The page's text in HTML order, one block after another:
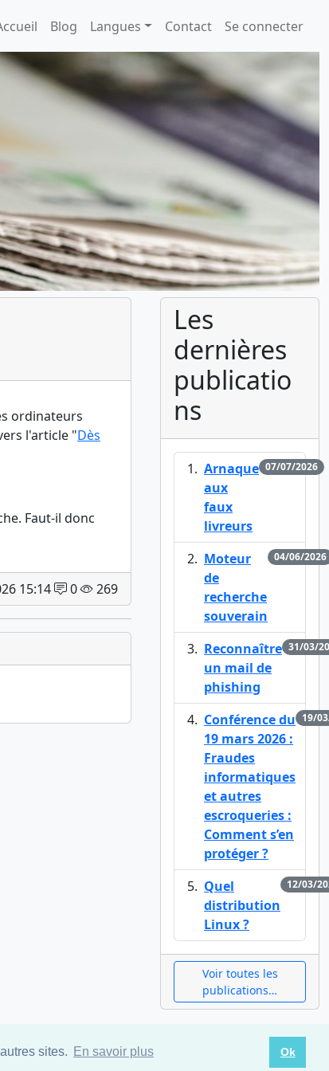
sites. En savoir plus Ok
Blog Langues Contact Se connecter
ordinateurs
l'article "Dès
Faut-il donc
15:14 0 269
Les
dernières
publicatio
ns
Arnaque
aux
faux
livreurs
07/07/2026
Moteur
de
recherche
souverain
04/06/2026
Reconnaître
un mail de
phishing
31/03/
Conférence du
19 mars 2026 :
Fraudes
informatiques
et autres
escroqueries :
Comment s’en
protéger ?
19/
Quel
distribution
Linux ?
12/03/
Voir toutes les
publications…
- Créé parAlf-Solution